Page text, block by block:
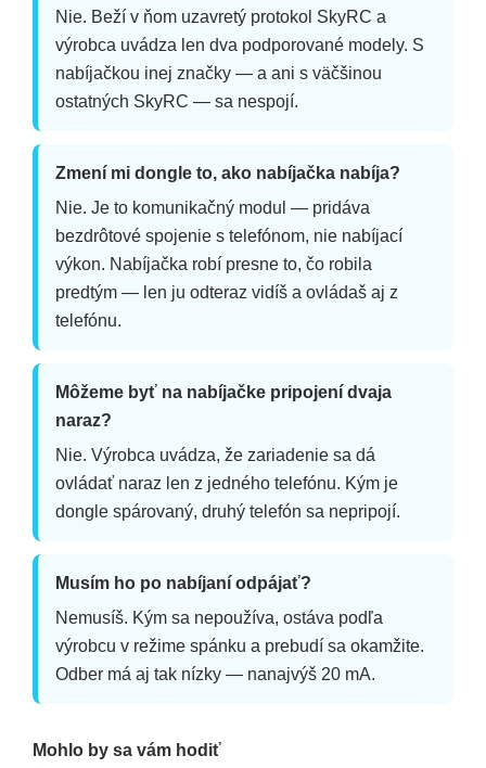
Nie. Beží v ňom uzavretý protokol SkyRC a
výrobca uvádza len dva podporované modely. S
nabíjačkou inej značky — a ani s väčšinou
ostatných SkyRC — sa nespojí.
Zmení mi dongle to, ako nabíjačka nabíja?
Nie. Je to komunikačný modul — pridáva
bezdrôtové spojenie s telefónom, nie nabíjací
výkon. Nabíjačka robí presne to, čo robila
predtým — len ju odteraz vidíš a ovládaš aj z
telefónu.
Môžeme byť na nabíjačke pripojení dvaja
naraz?
Nie. Výrobca uvádza, že zariadenie sa dá
ovládať naraz len z jedného telefónu. Kým je
dongle spárovaný, druhý telefón sa nepripojí.
Musím ho po nabíjaní odpájať?
Nemusíš. Kým sa nepoužíva, ostáva podľa
výrobcu v režime spánku a prebudí sa okamžite.
Odber má aj tak nízky — nanajvýš 20 mA.
Mohlo by sa vám hodiť